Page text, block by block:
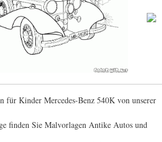
für Kinder Mercedes-Benz 540K von unserer
finden Sie Malvorlagen Antike Autos und